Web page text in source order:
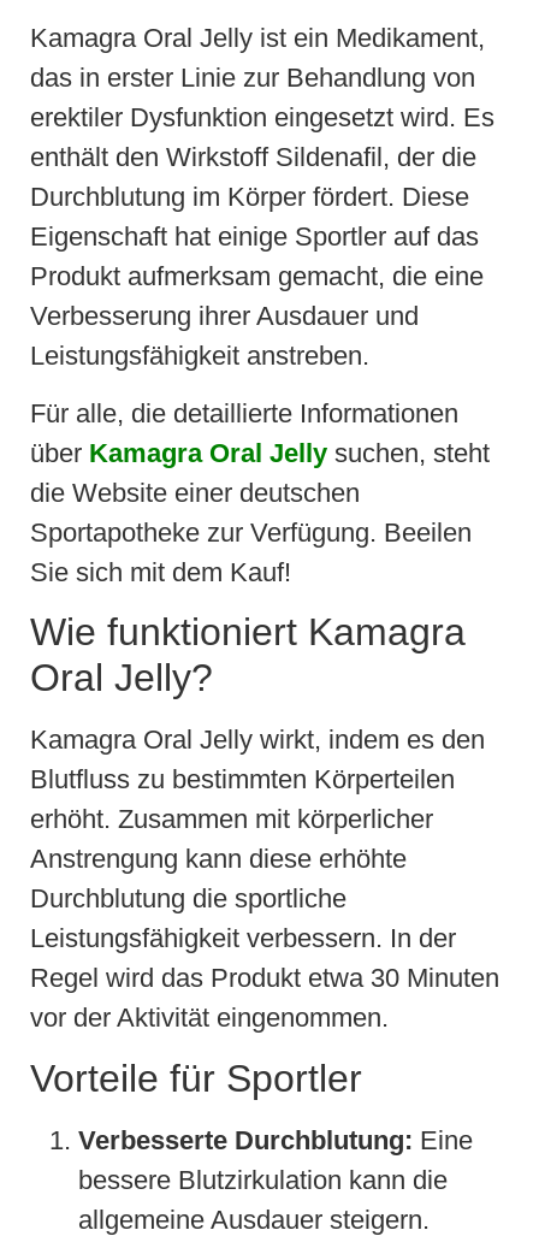
Kamagra Oral Jelly ist ein Medikament,
das in erster Linie zur Behandlung von
erektiler Dysfunktion eingesetzt wird. Es
enthält den Wirkstoff Sildenafil, der die
Durchblutung im Körper fördert. Diese
Eigenschaft hat einige Sportler auf das
Produkt aufmerksam gemacht, die eine
Verbesserung ihrer Ausdauer und
Leistungsfähigkeit anstreben.
Für alle, die detaillierte Informationen
über Kamagra Oral Jelly suchen, steht
die Website einer deutschen
Sportapotheke zur Verfügung. Beeilen
Sie sich mit dem Kauf!
Wie funktioniert Kamagra
Oral Jelly?
Kamagra Oral Jelly wirkt, indem es den
Blutfluss zu bestimmten Körperteilen
erhöht. Zusammen mit körperlicher
Anstrengung kann diese erhöhte
Durchblutung die sportliche
Leistungsfähigkeit verbessern. In der
Regel wird das Produkt etwa 30 Minuten
vor der Aktivität eingenommen.
Vorteile für Sportler
Verbesserte Durchblutung: Eine
bessere Blutzirkulation kann die
allgemeine Ausdauer steigern.